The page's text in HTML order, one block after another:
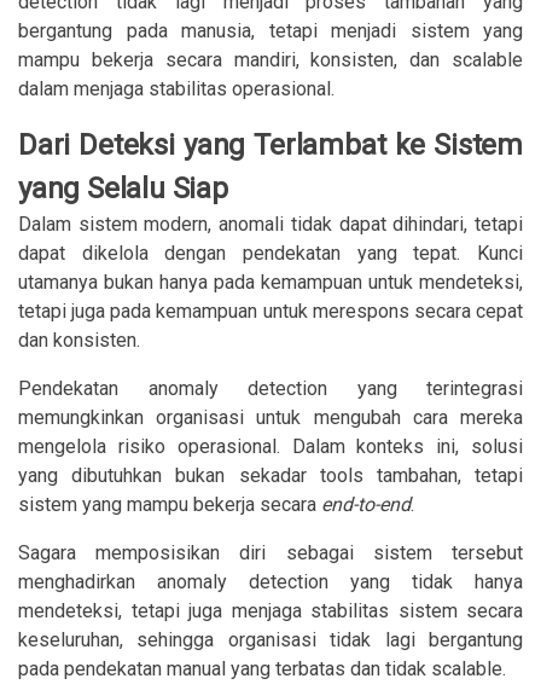
bergantung pada manusia, tetapi menjadi sistem yang
mampu bekerja secara mandiri, konsisten, dan scalable
dalam menjaga stabilitas operasional.
Dari Deteksi yang Terlambat ke Sistem
yang Selalu Siap
Dalam sistem modern, anomali tidak dapat dihindari, tetapi
dapat dikelola dengan pendekatan yang tepat. Kunci
utamanya bukan hanya pada kemampuan untuk mendeteksi,
tetapi juga pada kemampuan untuk merespons secara cepat
dan konsisten.
Pendekatan anomaly detection yang terintegrasi
memungkinkan organisasi untuk mengubah cara mereka
mengelola risiko operasional. Dalam konteks ini, solusi
yang dibutuhkan bukan sekadar tools tambahan, tetapi
sistem yang mampu bekerja secara end-to-end.
Sagara memposisikan diri sebagai sistem tersebut
menghadirkan anomaly detection yang tidak hanya
mendeteksi, tetapi juga menjaga stabilitas sistem secara
keseluruhan, sehingga organisasi tidak lagi bergantung
pada pendekatan manual yang terbatas dan tidak scalable.